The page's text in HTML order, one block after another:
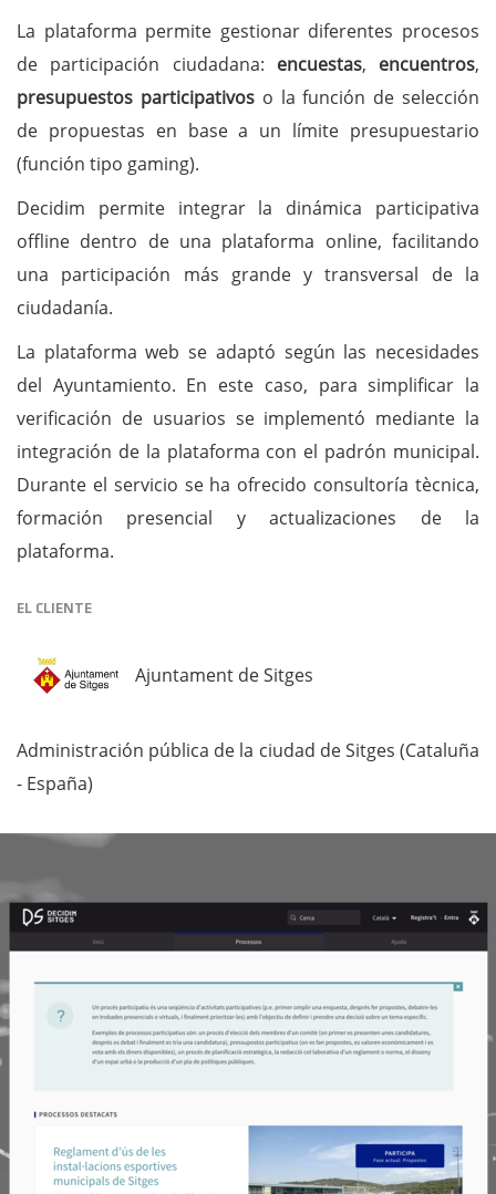
La plataforma permite gestionar diferentes procesos
de participación ciudadana: encuestas, encuentros,
presupuestos participativoso la función de selección
de propuestas en base a un límite presupuestario
(función tipo gaming).
Decidim permite integrar la dinámica participativa
offline dentro de una plataforma online, facilitando
una participación más grande y transversal de la
ciudadanía.
La plataforma web se adaptó según las necesidades
del Ayuntamiento. En este caso, para simplificar la
verificación de usuarios se implementó mediante la
integración de la plataforma con el padrón municipal.
Durante el servicio se ha ofrecido consultoría tècnica,
formación presencial y actualizaciones de la
plataforma.
EL CLIENTE
Ajuntament de Sitges
Administración pública de la ciudad de Sitges (Cataluña
- España)